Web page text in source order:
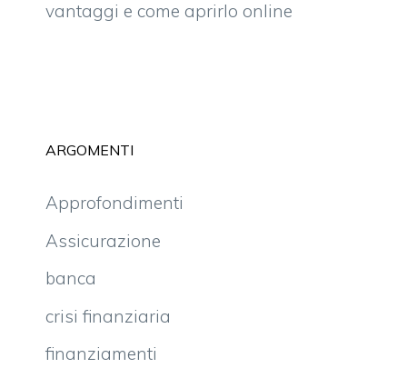
vantaggi e come aprirlo online
ARGOMENTI
Approfondimenti
Assicurazione
banca
crisi finanziaria
finanziamenti